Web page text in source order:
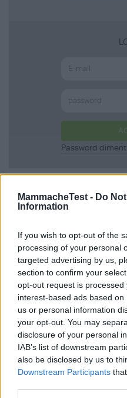
MammacheTest - Do
Information
If you wish to opt-out of the
processing of your personal
targeted advertising by us,
section to confirm your
opt-out request is
interest-based ads based
us or personal information
your opt-out. You may
disclosure of your personal
IAB’s list of downstream
also be disclosed by us to
Downstream Participants
Password
Scopri anche
Body
Cotone
Smanicato
J Bimbi
0 Recensioni
Categoria:Intimo